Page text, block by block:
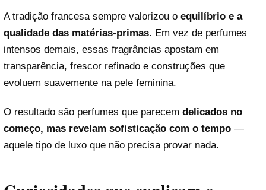
A tradição francesa sempre valorizou o equilíbrio e a
qualidade das matérias-primas. Em vez de perfumes
intensos demais, essas fragrâncias apostam em
transparência, frescor refinado e construções que
evoluem suavemente na pele feminina.
O resultado são perfumes que parecem delicados no
começo, mas revelam sofisticação com o tempo —
aquele tipo de luxo que não precisa provar nada.